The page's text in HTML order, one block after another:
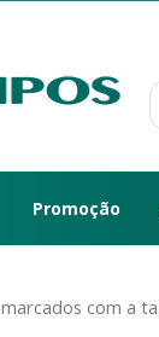
Promoção
com a